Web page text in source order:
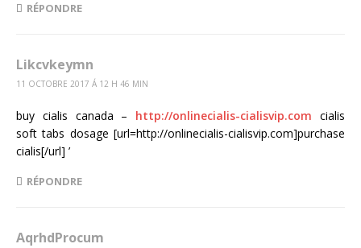
RÉPONDRE
Likcvkeymn
11 OCTOBRE 2017 Á 12 H 46 MIN
buy cialis canada – http://onlinecialis-cialisvip.com cialis
soft tabs dosage [url=http://onlinecialis-cialisvip.com]purchase
cialis[/url] ’
RÉPONDRE
AqrhdProcum